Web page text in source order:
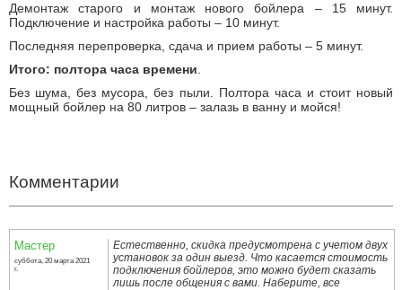
Демонтаж старого и монтаж нового бойлера – 15 минут.
Подключение и настройка работы – 10 минут.
Последняя перепроверка, сдача и прием работы – 5 минут.
Итого: полтора часа времени.
Без шума, без мусора, без пыли. Полтора часа и стоит новый
мощный бойлер на 80 литров – залазь в ванну и мойся!
Комментарии
Мастер
суббота, 20 марта 2021
г.
Естественно, скидка предусмотрена с учетом двух
установок за один выезд. Что касается стоимость
подключения бойлеров, это можно будет сказать
лишь после общения с вами. Наберите, все